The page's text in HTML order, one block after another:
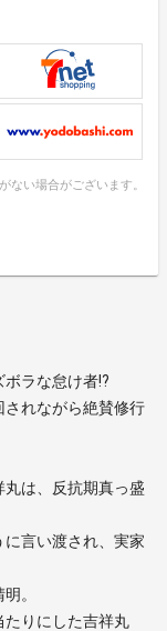
ない場合がございます。
ラな怠け者!?
れながら絶賛修行
は、反抗期真っ盛
言い渡され、実家
。
たりにした吉祥丸